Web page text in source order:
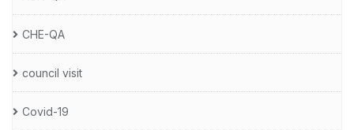
CHE-QA
council visit
Covid-19